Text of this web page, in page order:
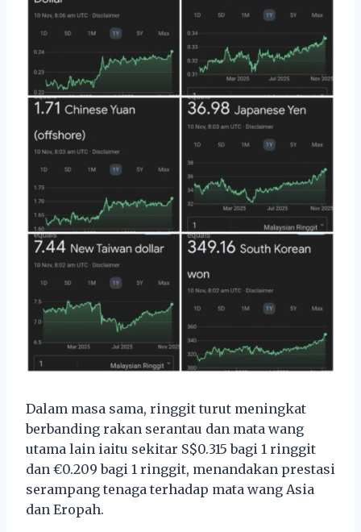
Dalam masa sama, ringgit turut meningkat
berbanding rakan serantau dan mata wang
utama lain iaitu sekitar S$0.315 bagi 1 ringgit
dan €0.209 bagi 1 ringgit, menandakan prestasi
serampang tenaga terhadap mata wang Asia
dan Eropah.